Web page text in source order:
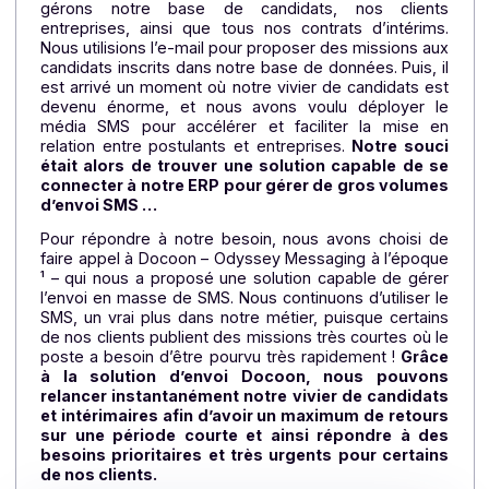
Organisation, je travaille en lien direct avec la
sur la stratégie d’entreprise. Je supervise
services : RH, gestion, organisation (qualité,
sécurité, RGPD) et toute l’activité « support outils ».
Quelle était la problématique initiale du Groupe ?
X.J. :Nous utilisons un logiciel ERP avec lequel
gérons notre base de candidats, nos
entreprises, ainsi que tous nos contrats
Nous utilisions l’e-mail pour proposer des missions
candidats inscrits dans notre base de données. Puis,
est arrivé un moment où notre vivier de candidats
devenu énorme, et nous avons voulu déployer
média SMS pour accélérer et faciliter la mise
relation entre postulants et entreprises.Notre
était alors de trouver une solution capable de
connecter à notre ERP pour gérer de gros
d’envoi SMS …
Pour répondre à notre besoin, nous avons choisi
faire appel à Docoon – Odyssey Messaging à
¹ – qui nous a proposé une solution capable de